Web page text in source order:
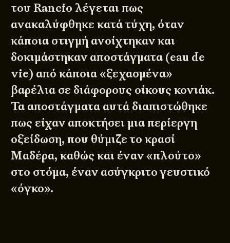
του Rancio λέγεται πως
ανακαλύφθηκε κατά τύχη, όταν
κάποια στιγμή ανοίχτηκαν και
δοκιμάστηκαν αποστάγματα (eau de
vie) από κάποια «ξεχασμένα»
βαρέλια σε διάφορους οίκους κονιάκ.
Τα αποστάγματα αυτά διαπιστώθηκε
πως είχαν αποκτήσει μια περίεργη
οξείδωση, που θύμιζε το κρασί
Μαδέρα, καθώς και έναν «πλούτο»
στο στόμα, έναν ασύγκριτο γευστικό
«όγκο».